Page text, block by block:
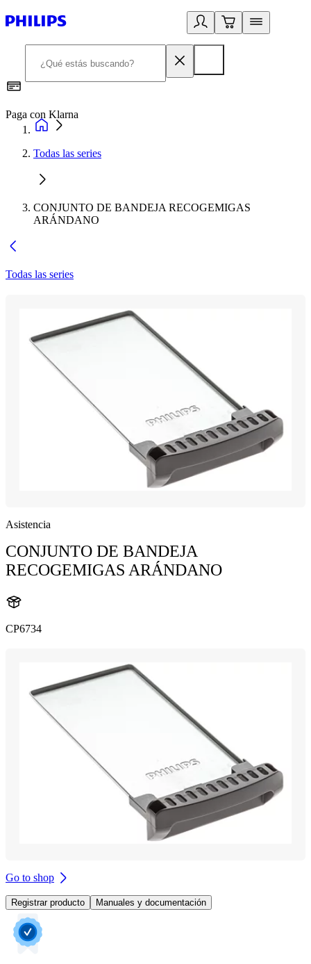
Paga con Klarna
Todas las series
CONJUNTO DE BANDEJA RECOGEMIGAS
ARÁNDANO
Todas las series
Asistencia
CONJUNTO DE BANDEJA
RECOGEMIGAS ARÁNDANO
CP6734
Go to shop
Registrar producto Manuales y documentación